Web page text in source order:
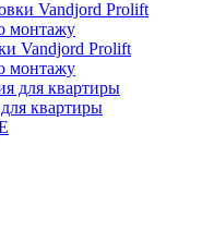
Vandjord Prolift
монтажу
квартиры